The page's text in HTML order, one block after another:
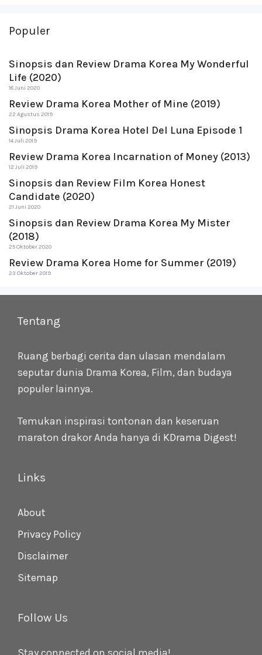
Populer
Sinopsis dan Review Drama Korea My Wonderful
Life (2020)
18 Juni 2020
Review Drama Korea Mother of Mine (2019)
22 Agustus 2019
Sinopsis Drama Korea Hotel Del Luna Episode 1
14 Juli 2019
Review Drama Korea Incarnation of Money (2013)
12 Juli 2019
Sinopsis dan Review Film Korea Honest
Candidate (2020)
21 Juni 2020
Sinopsis dan Review Drama Korea My Mister
(2018)
25 Oktober 2020
Review Drama Korea Home for Summer (2019)
23 Oktober 2019
Tentang
Ruang berbagi cerita dan ulasan mendalam
seputar dunia Drama Korea, Film, dan budaya
populer lainnya.
Temukan inspirasi tontonan dan keseruan
maraton drakor Anda hanya di KDrama Digest!
Links
About
Privacy Policy
Disclaimer
Sitemap
Follow Us